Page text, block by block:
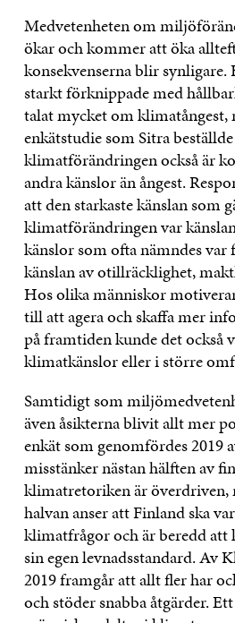
Medvetenheten om
ökar och kommer att öka
konsekvenserna blir synligare.
starkt förknippade med
talat mycket om klimatångest,
enkätstudie som Sitra
klimatförändringen också är
andra känslor än ångest.
att den starkaste känslan som
klimatförändringen var
känslor som ofta nämndes
känslan av otillräcklighet,
Hos olika människor
till att agera och skaffa mer
på framtiden kunde det också
klimatkänslor eller i större
Samtidigt som
även åsikterna blivit allt mer
enkät som genomfördes 2019
misstänker nästan hälften av
klimatretoriken är överdriven,
halvan anser att Finland ska
klimatfrågor och är beredd att
sin egen levnadsstandard. Av
2019 framgår att allt fler har
och stöder snabba åtgärder.